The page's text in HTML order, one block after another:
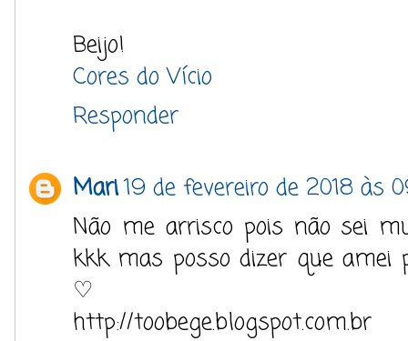
Beijo!
Cores do Vício
Responder
Mari19 de fevereiro de 2018 às
Não me arrisco pois não sei
kkk mas posso dizer que amei
♡
http://toobege.blogspot.com.br